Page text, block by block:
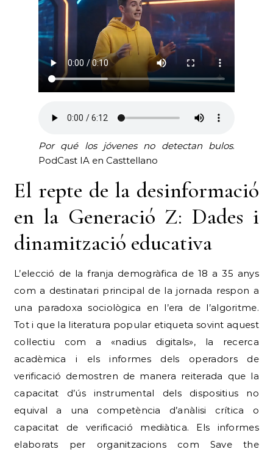
Por qué los jóvenes no detectan bulos.
PodCast IA en Casttellano
El repte de la desinformació
en la Generació Z: Dades i
dinamització educativa
L’elecció de la franja demogràfica de 18 a 35 anys
com a destinatari principal de la jornada respon a
una paradoxa sociològica en l’era de l’algoritme.
Tot i que la literatura popular etiqueta sovint aquest
col·lectiu com a «nadius digitals», la recerca
acadèmica i els informes dels operadors de
verificació demostren de manera reiterada que la
capacitat d’ús instrumental dels dispositius no
equival a una competència d’anàlisi crítica o
capacitat de verificació mediàtica. Els informes
elaborats per organitzacions com Save the